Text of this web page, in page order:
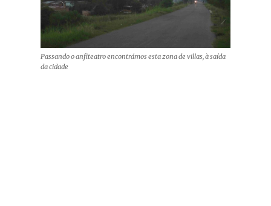
Passando o anfiteatro encontrámos esta zona de villas, à saída
da cidade